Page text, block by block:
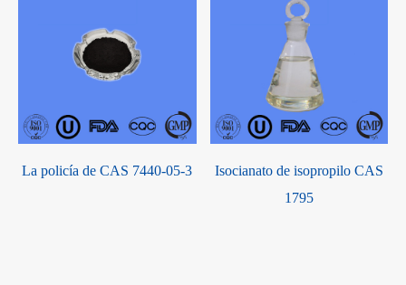
La policía de CAS 7440-05-3
Isocianato de isopropilo CAS
1795